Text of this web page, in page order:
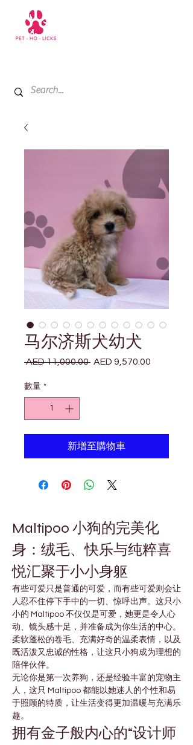
马尔济斯犬幼犬
AED 11,000.00 一AED 9,570.00
數量 *
新增至購物車
Maltipoo 小狗的完美化
身：绒毛、快乐与纯粹喜
悦汇聚于小小身躯
有些可爱只是普通的可爱，而有些可爱则会让
人忍不住停下手中的一切、惊呼出声。这只小
小的 Maltipoo 不仅仅是可爱，她更是令人心
动、镜头感十足，并准备成为你生活的中心。
柔软蓬松的卷毛、充满好奇的温柔表情，以及
既活泼又忠诚的性格，让这只小狗成为理想的
陪伴伙伴。
无论你是第一次养狗，还是经验丰富的宠物主
人，这只 Maltipoo 都能以她迷人的个性和易
于照顾的特质，让生活变得更加温暖与充满乐
趣。
拥有金子般内心的“设计师